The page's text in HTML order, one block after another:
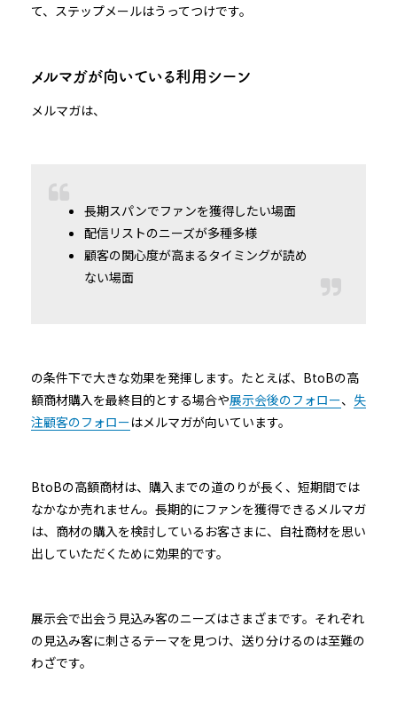
て、ステップメールはうってつけです。
メルマガが向いている利用シーン
メルマガは、
長期スパンでファンを獲得したい場面
配信リストのニーズが多種多様
顧客の関心度が高まるタイミングが読め
ない場面
の条件下で大きな効果を発揮します。たとえば、BtoBの高
額商材購入を最終目的とする場合や展示会後のフォロー、 失
注顧客のフォローはメルマガが向いています。
BtoBの高額商材は、購入までの道のりが長く、短期間では
なかなか売れません。長期的にファンを獲得できるメルマガ
は、商材の購入を検討しているお客さまに、自社商材を思い
出していただくために効果的です。
展示会で出会う見込み客のニーズはさまざまです。それぞれ
の見込み客に刺さるテーマを見つけ、送り分けるのは至難の
わざです。